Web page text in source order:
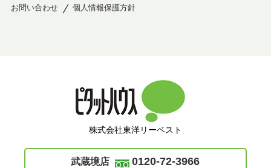
お問い合わせ
個人情報保護方針
株式会社東洋リーベスト
武蔵境店 0120-72-3966